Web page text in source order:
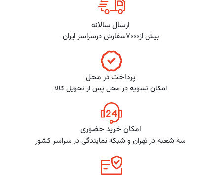
ارسال سالانه
بیش از7000سفارش درسراسر ایران
پرداخت در محل
امکان تسویه در محل پس از تحویل کالا
امکان خرید حضوری
سه شعبه در تهران و شبکه نمایندگی در سراسر کشور